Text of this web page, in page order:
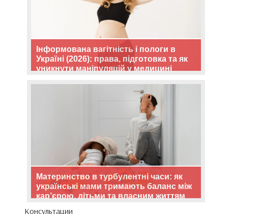
Інформована вагітність і пологи в
Україні (2026): права, підготовка та як
уникнути маніпуляцій у медицині
Материнство в турбулентні часи: як
українські мами тримають баланс між
кар’єрою, дітьми та власним життям
Консультации